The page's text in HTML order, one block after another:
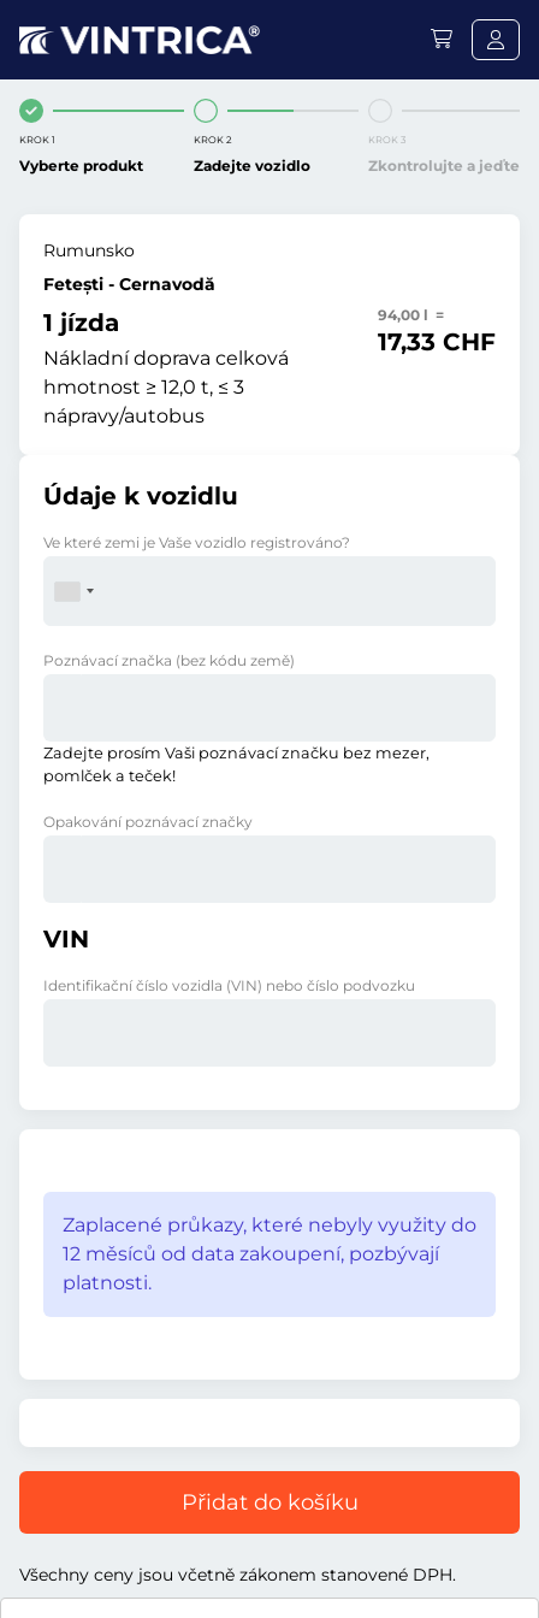
KROK 1
Vyberte produkt
KROK 2
Zadejte vozidlo
KROK 3
Zkontrolujte a jeďte
Rumunsko
Fetești - Cernavodă
1 jízda
Nákladní doprava celková
hmotnost ≥ 12,0 t, ≤ 3
nápravy/autobus
94,00 l =
17,33 CHF
Údaje k vozidlu
Ve které zemi je Vaše vozidlo registrováno?
Poznávací značka (bez kódu země)
Zadejte prosím Vaši poznávací značku bez mezer,
pomlček a teček!
Opakování poznávací značky
VIN
Identifikační číslo vozidla (VIN) nebo číslo podvozku
Zaplacené průkazy, které nebyly využity do
12 měsíců od data zakoupení, pozbývají
platnosti.
Přidat do košíku
Všechny ceny jsou včetně zákonem stanovené DPH.